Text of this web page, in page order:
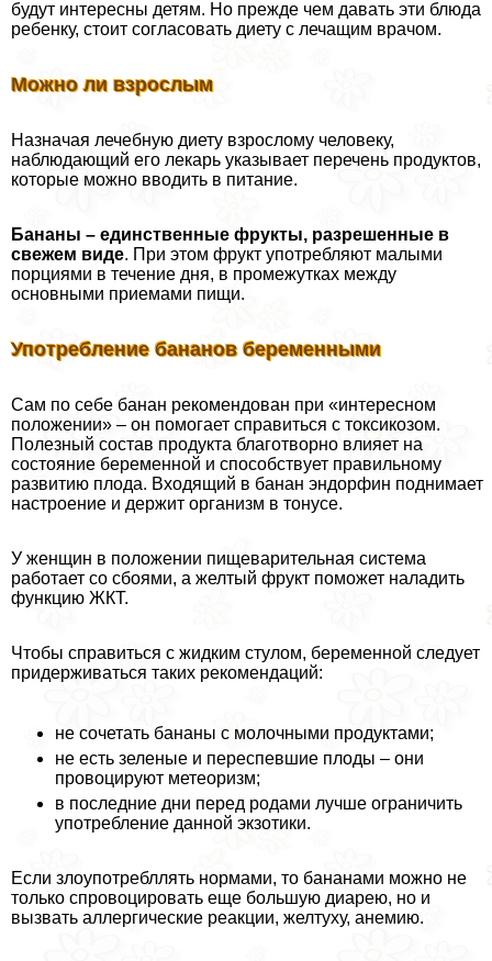
будут интересны детям. Но прежде чем давать эти блюда
ребенку, стоит согласовать диету с лечащим врачом.
Можно ли взрослым
Назначая лечебную диету взрослому человеку,
наблюдающий его лекарь указывает перечень продуктов,
которые можно вводить в питание.
Бананы – единственные фрукты, разрешенные в
свежем виде. При этом фрукт употрeбляют малыми
порциями в течение дня, в промежутках между
основными приемами пищи.
Употрeбление бананов беременными
Сам по себе банан рекомендован при «интересном
положении» – он помогает справиться с токсикозом.
Полезный состав продукта благотворно влияет на
состояние беременной и способствует правильному
развитию плода. Входящий в банан эндорфин поднимает
настроение и держит организм в тонусе.
У женщин в положении пищеварительная система
работает со сбоями, а желтый фрукт поможет наладить
функцию ЖКТ.
Чтобы справиться с жидким стулом, беременной следует
придерживаться таких рекомендаций:
не сочетать бананы с молочными продуктами;
не есть зеленые и переспевшие плоды – они
провоцируют метеоризм;
в последние дни перед родами лучше ограничить
употрeбление данной экзотики.
Если злоупотрeбллять нормами, то бананами можно не
только спровоцировать еще большую диарею, но и
вызвать аллергические реакции, желтуху, анемию.